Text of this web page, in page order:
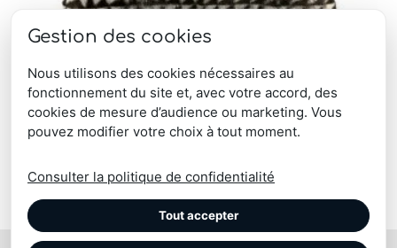
Coussin en fourrure de lapin pied de poule
Gestion des cookies
Nous utilisons des cookies nécessaires au
fonctionnement du site et, avec votre accord, des
cookies de mesure d’audience ou marketing. Vous
pouvez modifier votre choix à tout moment.
Consulter la politique de confidentialité
Tout accepter